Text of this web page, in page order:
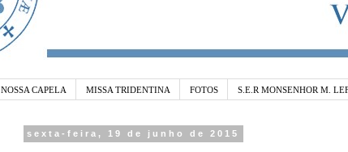
NOSSA CAPELA MISSA TRIDENTINA FOTOS S.E.R MONSENHOR M.
sexta-feira, 19 de junho de 2015